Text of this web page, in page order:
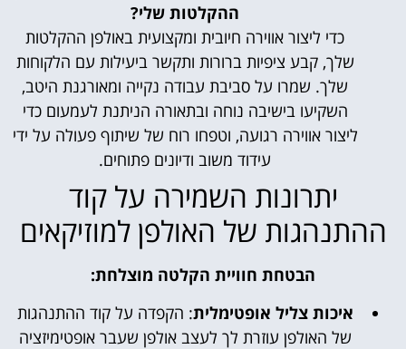
ההקלטות שלי?
כדי ליצור אווירה חיובית ומקצועית באולפן ההקלטות
שלך, קבע ציפיות ברורות ותקשר ביעילות עם הלקוחות
שלך. שמרו על סביבת עבודה נקייה ומאורגנת היטב,
השקיעו בישיבה נוחה ובתאורה הניתנת לעמעום כדי
ליצור אווירה רגועה, וטפחו רוח של שיתוף פעולה על ידי
עידוד משוב ודיונים פתוחים.
יתרונות השמירה על קוד
ההתנהגות של האולפן למוזיקאים
הבטחת חוויית הקלטה מוצלחת:
איכות צליל אופטימלית: הקפדה על קוד ההתנהגות
של האולפן עוזרת לך לעצב אולפן שעבר אופטימיזציה